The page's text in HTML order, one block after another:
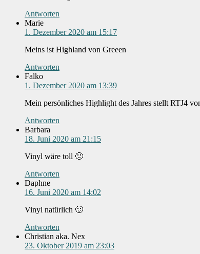
Antworten
Marie
1. Dezember 2020 am 15:17
Meins ist Highland von Greeen
Antworten
Falko
1. Dezember 2020 am 13:39
Mein persönliches Highlight des Jahres stellt RTJ4
Antworten
Barbara
18. Juni 2020 am 21:15
Vinyl wäre toll 🙂
Antworten
Daphne
16. Juni 2020 am 14:02
Vinyl natürlich 🙂
Antworten
Christian aka. Nex
23. Oktober 2019 am 23:03